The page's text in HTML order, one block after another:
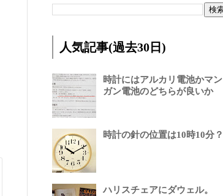
人気記事(過去30日)
時計にはアルカリ電池かマン
ガン電池のどちらが良いか
時計の針の位置は10時10分？
ハリスチェアにダウェル。